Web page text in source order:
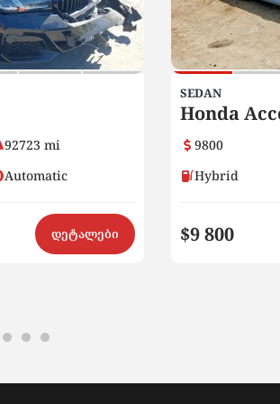
92723 mi
Automatic
დეტალები
SEDAN
Honda
9800
Hybrid
$9 800